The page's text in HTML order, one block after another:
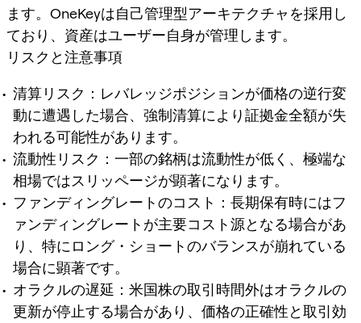
ます。OneKeyは自己管理型アーキテクチャを採用し
ており、資産はユーザー自身が管理します。
リスクと注意事項
清算リスク：レバレッジポジションが価格の逆行変
動に遭遇した場合、強制清算により証拠金全額が失
われる可能性があります。
流動性リスク：一部の銘柄は流動性が低く、極端な
相場ではスリッページが顕著になります。
ファンディングレートのコスト：長期保有時にはフ
ァンディングレートが主要コスト源となる場合があ
り、特にロング・ショートのバランスが崩れている
場合に顕著です。
オラクルの遅延：米国株の取引時間外はオラクルの
更新が停止する場合があり、価格の正確性と取引効